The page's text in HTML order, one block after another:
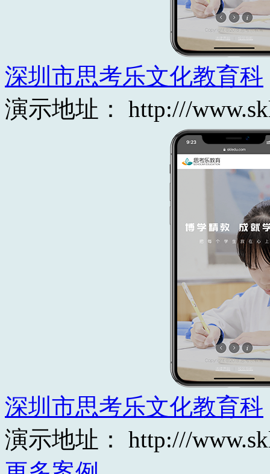
深圳市思考乐文化教育科
演示地址： http:///
深圳市思考乐文化教育科
演示地址： http:///